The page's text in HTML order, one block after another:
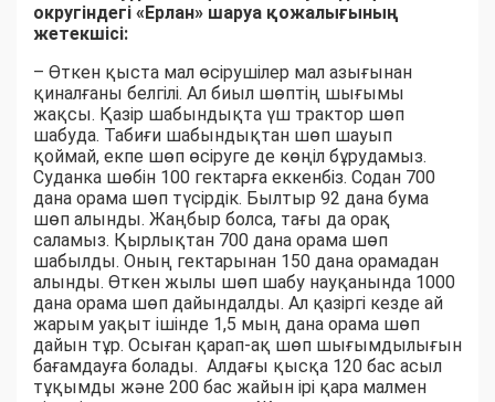
округіндегі «Ерлан» шаруа қожалығының
жетекшісі:
– Өткен қыста мал өсірушілер мал азығынан
қиналғаны белгілі. Ал биыл шөптің шығымы
жақсы. Қазір шабындықта үш трактор шөп
шабуда. Табиғи шабындықтан шөп шауып
қоймай, екпе шөп өсіруге де көңіл бұрудамыз.
Суданка шөбін 100 гектарға еккенбіз. Содан 700
дана орама шөп түсірдік. Былтыр 92 дана бума
шөп алынды. Жаңбыр болса, тағы да орақ
саламыз. Қырлықтан 700 дана орама шөп
шабылды. Оның гектарынан 150 дана орамадан
алынды. Өткен жылы шөп шабу науқанында 1000
дана орама шөп дайындалды. Ал қазіргі кезде ай
жарым уақыт ішінде 1,5 мың дана орама шөп
дайын тұр. Осыған қарап-ақ шөп шығымдылығын
бағамдауға болады. Алдағы қысқа 120 бас асыл
тұқымды және 200 бас жайын ірі қара малмен